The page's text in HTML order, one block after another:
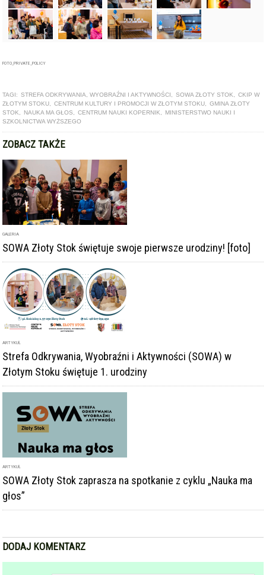
FOTO_PRIVATE_POLICY
TAGI: STREFA ODKRYWANIA, WYOBRAŹNI I AKTYWNOŚCI SOWA ZŁOTY STOK
CKIP W
ZŁOTYM STOKU
CENTRUM KULTURY I PROMOCJI W ZŁOTYM STOKU
GMINA ZŁOTY
STOK
NAUKA MA GŁOS CENTRUM NAUKI KOPERNIK
MINISTERSTWO NAUKI I
SZKOLNICTWA WYŻSZEGO
ZOBACZ TAKŻE
GALERIA
SOWA Złoty Stok świętuje swoje pierwsze urodziny! [foto]
ARTYKUŁ
Strefa Odkrywania, Wyobraźni i Aktywności (SOWA) w
Złotym Stoku świętuje 1. urodziny
ARTYKUŁ
SOWA Złoty Stok zaprasza na spotkanie z cyklu „Nauka ma
głos”
DODAJ KOMENTARZ